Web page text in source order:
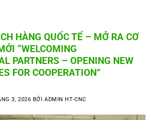
HÀNG QUỐC TẾ – MỞ RA CƠ
“WELCOMING
PARTNERS – OPENING NEW
FOR COOPERATION”
3, 2026 BỞIADMIN HT-CNC